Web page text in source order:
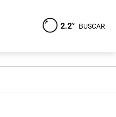
2.2° BUSCAR